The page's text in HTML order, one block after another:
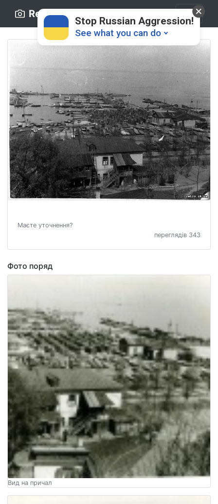
Retro.ck.ua
Маєте уточнення?
переглядів 343
Фото поряд
Вид на причал
Stop Russian Aggression!
See what you can do
Donate 💸
Support Ukraine ❤
Share this widget 📌